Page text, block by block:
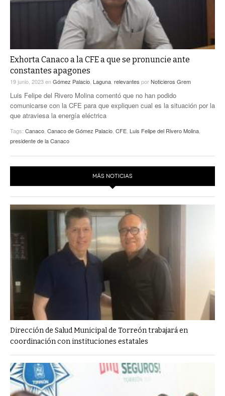
Exhorta Canaco a la CFE a que se pronuncie ante
constantes apagones
19 junio, 2023enGómez Palacio Laguna relevantes porNoticieros Grem
Luis Felipe del Rivero Molina comentó que no han podido
comunicarse con la CFE para que expliquen cual es la situación por la
que atraviesa la energía eléctrica
Tags: Canaco Canaco de Gómez Palacio CFE Luis Felipe del Rivero Molina
presidente de la Canaco
MÁS NOTICIAS
Dirección de Salud Municipal de Torreón trabajará en
coordinación con instituciones estatales